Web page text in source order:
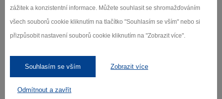
zážitek a konzistentní informace. Můžete souhlasit se shromažďováním
všech souborů cookie kliknutím na tlačítko "Souhlasím se vším" nebo si
přizpůsobit nastavení souborů cookie kliknutím na "Zobrazit více".
Souhlasím se vším Zobrazit více
Odmítnout a zavřít
Záleží nám na ochraně osobních údajů.
Odebírat